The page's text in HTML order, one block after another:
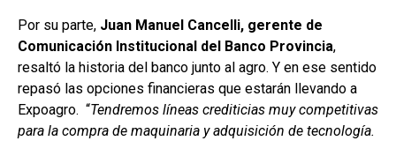
Por su parte, Juan Manuel Cancelli, gerente de
Comunicación Institucional del Banco Provincia,
resaltó la historia del banco junto al agro. Y en ese sentido
repasó las opciones financieras que estarán llevando a
Expoagro. “Tendremos líneas crediticias muy competitivas
para la compra de maquinaria y adquisición de tecnología.